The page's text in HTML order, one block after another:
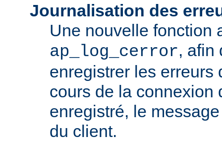
Journalisation des
Une nouvelle fonction
ap_log_cerror, afin
enregistrer les erreurs
cours de la connexion
enregistré, le
du client.